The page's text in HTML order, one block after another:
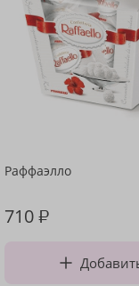
Раффаэлло
710₽